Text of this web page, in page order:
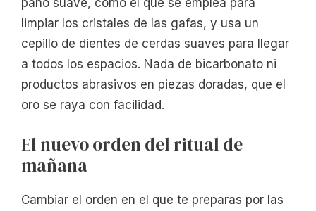
paño suave, como el que se emplea para
limpiar los cristales de las gafas, y usa un
cepillo de dientes de cerdas suaves para llegar
a todos los espacios. Nada de bicarbonato ni
productos abrasivos en piezas doradas, que el
oro se raya con facilidad.
El nuevo orden del ritual de
mañana
Cambiar el orden en el que te preparas por las